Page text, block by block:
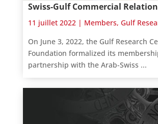
Swiss-Gulf Commercial
11 juillet 2022 | Members, Gulf
On June 3, 2022, the Gulf Research
Foundation formalized its
partnership with the Arab-Swiss ...